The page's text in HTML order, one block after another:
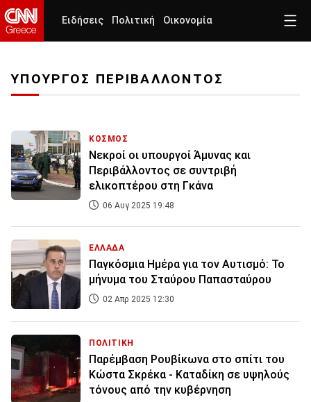
Ειδήσεις Πολιτική Οικονομία
ΥΠΟΥΡΓΟΣ ΠΕΡΙΒΑΛΛΟΝΤΟΣ
ΚΟΣΜΟΣ
Νεκροί οι υπουργοί Άμυνας και
Περιβάλλοντος σε συντριβή
ελικοπτέρου στη Γκάνα
06 Αυγ 2025 19:48
ΕΛΛΑΔΑ
Παγκόσμια Ημέρα για τον Αυτισμό: Το
μήνυμα του Σταύρου Παπασταύρου
02 Απρ 2025 12:30
ΠΟΛΙΤΙΚΗ
Παρέμβαση Ρουβίκωνα στο σπίτι του
Κώστα Σκρέκα - Καταδίκη σε υψηλούς
τόνους από την κυβέρνηση